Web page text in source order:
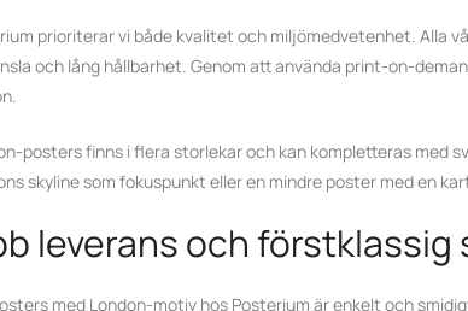
prioriterar vi både kvalitet och miljömedvetenhet. Alla
och lång hållbarhet. Genom att använda print-on-
posters finns i flera storlekar och kan kompletteras med
skyline som fokuspunkt eller en mindre poster med en
leverans och förstklassig
med London-motiv hos Posterium är enkelt och